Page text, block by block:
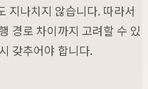
지나치지 않습니다. 따라서
경로 차이까지 고려할 수 있
갖추어야 합니다.